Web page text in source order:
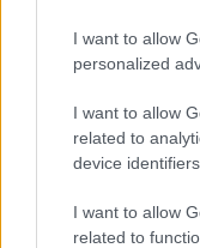
I want to allow
personalized
I want to allow
related to
device
I want to allow
related to
Macaulay az év
Songgal. A hónap
, hogy
Hollywood Walk of